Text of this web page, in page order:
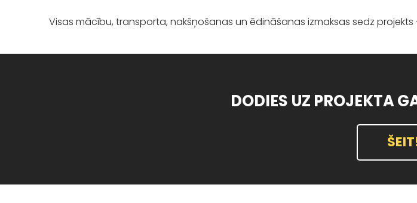
Visas mācību, transporta, nakšņošanas un ēdināšanas izmaksas sedz projekts -
DODIES UZ PROJEKTA